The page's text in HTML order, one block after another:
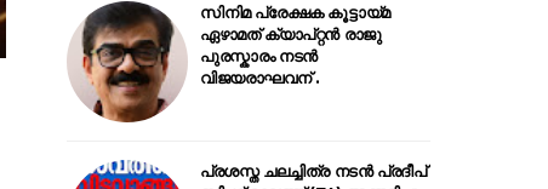
സിനിമ പ്രേക്ഷക കൂട്ടായ്മ
ഏഴാമത് ക്യാപ്റ്റൻ രാജു
പുരസ്കാരം നടൻ
വിജയരാഘവന് .
പ്രശസ്ത ചലച്ചിത്ര നടൻ പ്രദീപ്